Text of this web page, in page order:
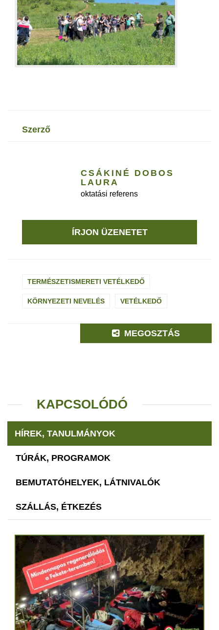
szerző
CSÁKINÉ DOBOS
LAURA
oktatási referens
ÍRJON ÜZENETET
TERMÉSZETISMERETI VETÉLKEDŐ
KÖRNYEZETI NEVELÉS VETÉLKEDŐ
MEGOSZTÁS
KAPCSOLÓDÓ
HÍREK, TANULMÁNYOK
TÚRÁK, PROGRAMOK
BEMUTATÓHELYEK, LÁTNIVALÓK
SZÁLLÁS, ÉTKEZÉS